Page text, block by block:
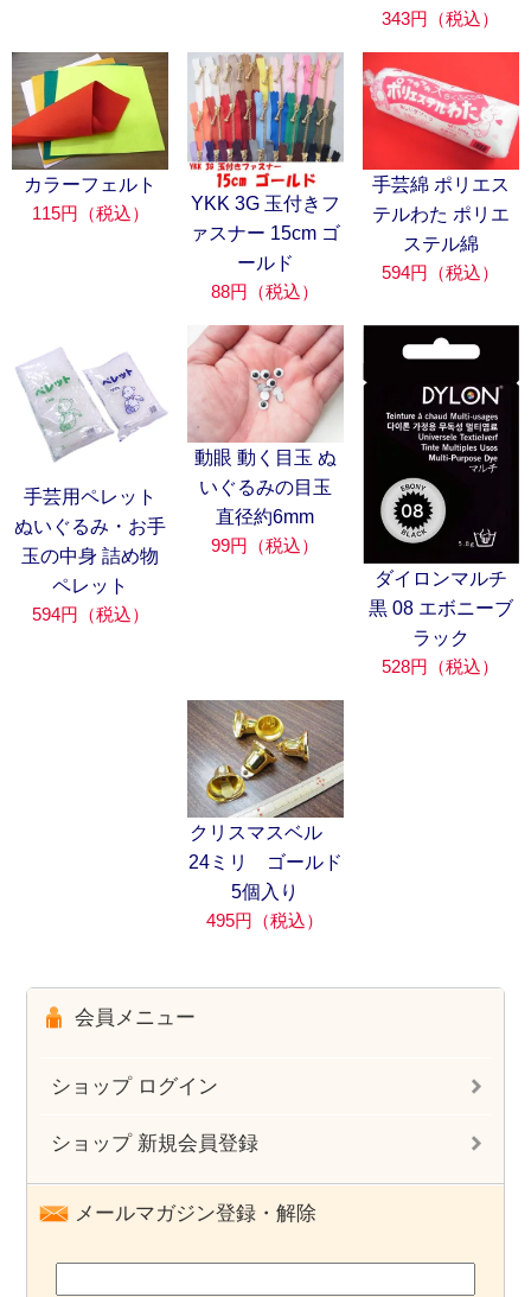
343円（税込）
カラーフェルト
115円（税込）
YKK 3G 玉付きフ
ァスナー 15cm ゴ
ールド
88円（税込）
手芸綿 ポリエス
テルわた ポリエ
ステル綿
594円（税込）
手芸用ペレット
ぬいぐるみ・お手
玉の中身 詰め物
ペレット
594円（税込）
動眼 動く目玉 ぬ
いぐるみの目玉
直径約6mm
99円（税込）
ダイロンマルチ
黒 08 エボニーブ
ラック
528円（税込）
クリスマスベル
24ミリ ゴールド
5個入り
495円（税込）
会員メニュー
ショップ ログイン
ショップ 新規会員登録
メールマガジン登録・解除